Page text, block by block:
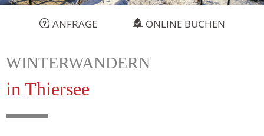
ANFRAGE ONLINE BUCHEN
WINTERWANDERN
in Thiersee